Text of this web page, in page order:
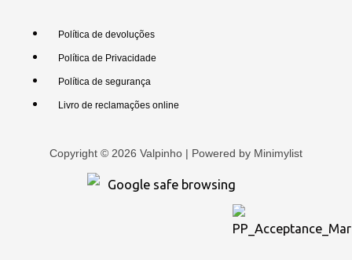
Política de devoluções
Política de Privacidade
Política de segurança
Livro de reclamações online
Copyright © 2026 Valpinho | Powered by Minimylist